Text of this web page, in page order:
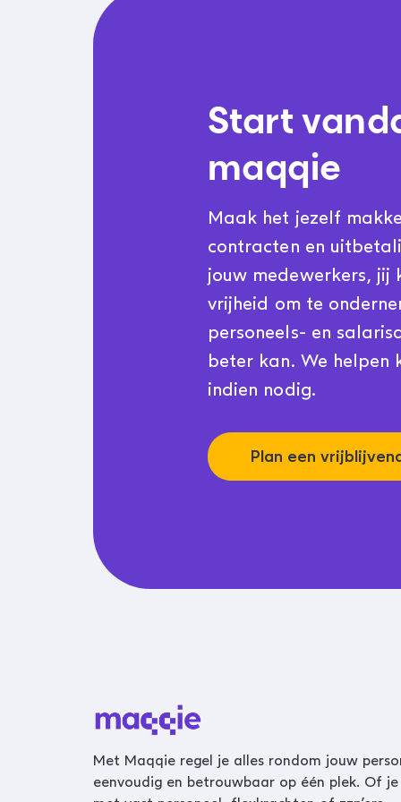
Start
maqqie
Maak het jezelf
contracten en
jouw medewerkers, jij
vrijheid om te
personeels- en
beter kan. We helpen
indien nodig.
Plan een
Met Maqqie regel je alles rondom jouw
eenvoudig en betrouwbaar op één plek. Of